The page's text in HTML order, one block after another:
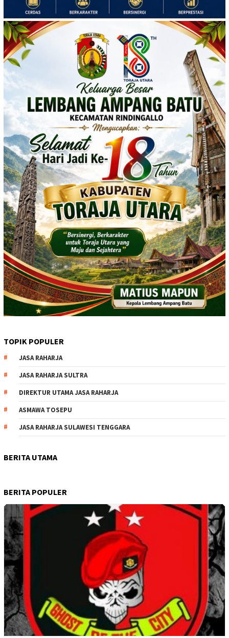
TOPIK POPULER
JASA RAHARJA
JASA RAHARJA SULTRA
DIREKTUR UTAMA JASA RAHARJA
ASMAWA TOSEPU
JASA RAHARJA SULAWESI TENGGARA
BERITA UTAMA
BERITA POPULER